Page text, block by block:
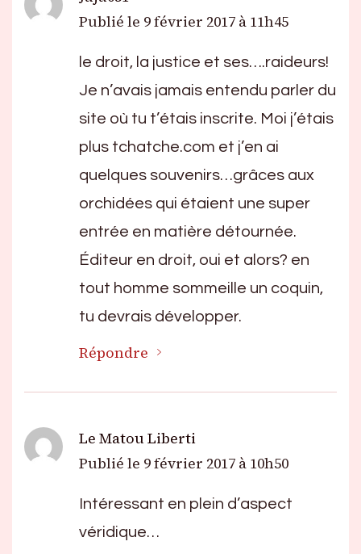
Publié le 9 février 2017 à 11h45
le droit, la justice et ses….raideurs!
Je n’avais jamais entendu parler du
site où tu t’étais inscrite. Moi j’étais
plus tchatche.com et j’en ai
quelques souvenirs…grâces aux
orchidées qui étaient une super
entrée en matière détournée.
Éditeur en droit, oui et alors? en
tout homme sommeille un coquin,
tu devrais développer.
Répondre
Le Matou Liberti
Publié le 9 février 2017 à 10h50
Intéressant en plein d’aspect
véridique…